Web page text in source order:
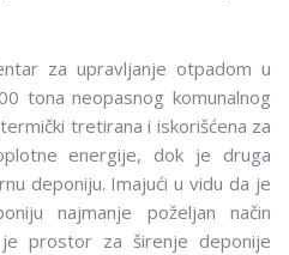
za upravljanje otpadom u
tona neopasnog komunalnog
tretirana i iskorišćena za
energije, dok je druga
deponiju. Imajući u vidu da je
najmanje poželjan način
prostor za širenje deponije